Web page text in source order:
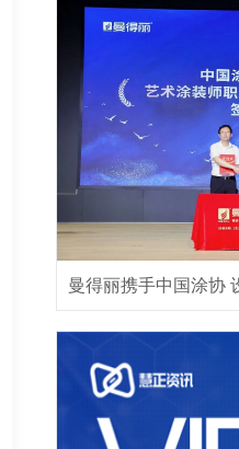
曼得丽携手中国涂协